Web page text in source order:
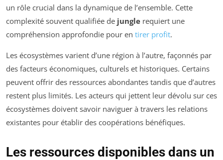
un rôle crucial dans la dynamique de l’ensemble. Cette
complexité souvent qualifiée de jungle requiert une
compréhension approfondie pour en tirer profit.
Les écosystèmes varient d’une région à l’autre, façonnés par
des facteurs économiques, culturels et historiques. Certains
peuvent offrir des ressources abondantes tandis que d’autres
restent plus limités. Les acteurs qui jettent leur dévolu sur ces
écosystèmes doivent savoir naviguer à travers les relations
existantes pour établir des coopérations bénéfiques.
Les ressources disponibles dans un